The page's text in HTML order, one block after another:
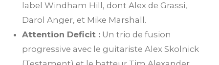
label Windham Hill, dont Alex de Grassi,
Darol Anger, et Mike Marshall.
Attention Deficit : Un trio de fusion
progressive avec le guitariste Alex Skolnick